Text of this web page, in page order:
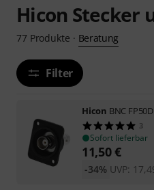
Hicon Stecker
77 Produkte · Beratung
Filter
Hicon BNC
3
Sofort lieferbar
11,50€
UVP:
-34%